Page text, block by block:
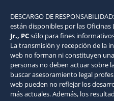
DESCARGO DE
están disponibles por las Oficinas
Jr., PCsólo para fines
La transmisión y recepción de la
web no forman ni constituyen
personas no deben actuar sobre
buscar asesoramiento legal
web pueden no reflejar los
más actuales. Además, los